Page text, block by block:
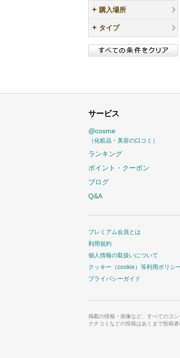
購入場所
タイプ
サービス
@cosme
（化粧品・美容の口コミ）
ランキング
ポイント・クーポン
ブログ
Q&A
プレミアム会員とは
利用規約
個人情報の取扱いについて
クッキー（cookie）等利用ポリシ
プライバシーガイド
掲載の情報・画像など、すべてのコ
クチコミなどの投稿はあくまで投稿